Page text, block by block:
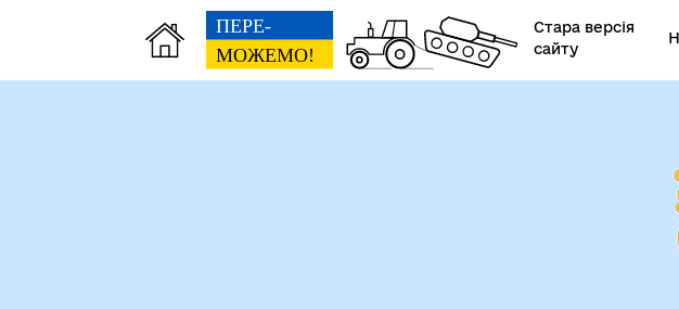
Стара версія
сайту